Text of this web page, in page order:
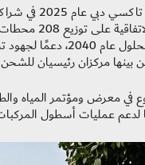
دخلت
حيث تنص
بينها مركزان رئيسيان
لدعم عمليات أسطول